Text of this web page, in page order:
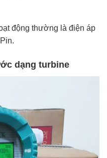
động thường là điện áp
dạng turbine